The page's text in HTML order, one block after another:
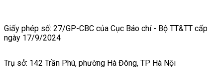
Giấy phép số: 27/GP-CBC của Cục Báo chí - Bộ TT&TT cấp
ngày 17/9/2024
Trụ sở: 142 Trần Phú, phường Hà Đông, TP Hà Nội